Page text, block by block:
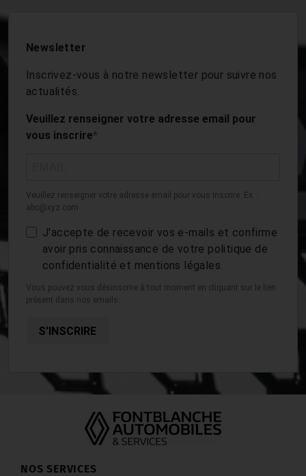
Newsletter
Inscrivez-vous à notre newsletter pour suivre nos
actualités.
Veuillez renseigner votre adresse email pour
vous inscrire
Veuillez renseigner votre adresse email pour vous inscrire. Ex. :
abc@xyz.com
J'accepte de recevoir vos e-mails et confirme
avoir pris connaissance de votre politique de
confidentialité et mentions légales.
Vous pouvez vous désinscrire à tout moment en cliquant sur le lien
présent dans nos emails.
S'INSCRIRE
NOS SERVICES